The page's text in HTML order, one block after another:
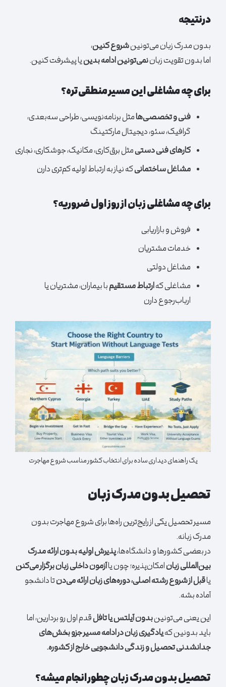
درنتیجه
بدون مدرک زبان می‌تونینشروع کنین،
اما بدون تقویت زباننمی‌تونین ادامه بدینیا پیشرفت کنین.
برای چه مشاغلی این مسیر منطقی‌تره؟
فنی و تخصصی‌هامثل برنامه‌نویسی، طراحی سه‌بعدی،
گرافیک، سئو، دیجیتال مارکتینگ
کارهای فنی دستیمثل برق‌کاری، مکانیک، جوشکاری، نجاری
مشاغل ساختمانیکه نیاز به ارتباط اولیه کم‌تری دارن
برای چه مشاغلی زبان از روز اول ضروریه؟
فروش و بازاریابی
خدمات مشتریان
مشاغل دولتی
مشاغلی کهارتباط مستقیمبا بیماران، مشتریان یا
ارباب‌رجوع دارن
یک راهنمای دیداری ساده برای انتخاب کشور مناسب شروع مهاجرت
تحصیل بدون مدرک زبان
مسیر تحصیل یکی از رایج‌ترین راه‌ها برای شروع مهاجرت بدون
مدرک زبانه.
در بعضی کشورها و دانشگاه‌ها،پذیرش اولیه بدون ارائه مدرک
بین‌المللی زبانامکان‌پذیره؛ چون یاآزمون داخلی زبان برگزار می‌کنن
یاقبل از شروع رشته اصلی، دوره‌های زبان ارائه می‌دنتا دانشجو
آماده بشه.
این یعنی می‌تونینبدون آیلتس یا تافلقدم اول رو بردارین، اما
باید بدونین کهیادگیری زبان در ادامه مسیر جزو بخش‌های
جدانشدنی تحصیل و زندگی دانشجویی خارج از کشوره.
تحصیل بدون مدرک زبان چطور انجام میشه؟